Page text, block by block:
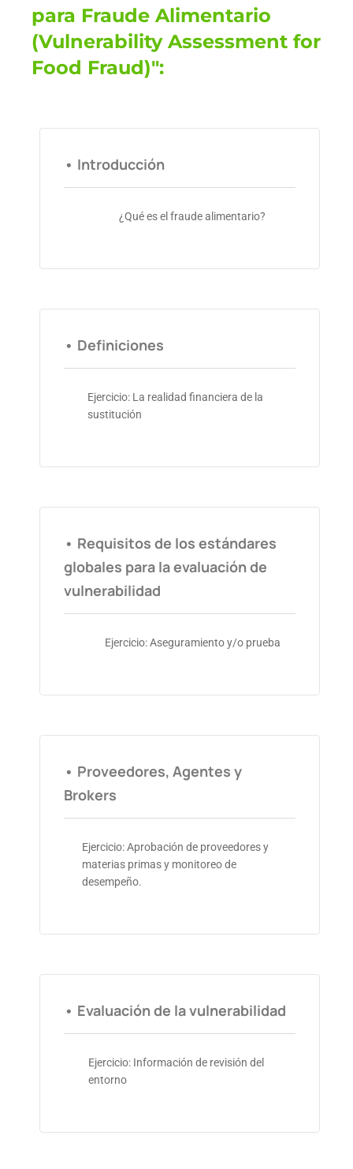
para Fraude Alimentario
(Vulnerability Assessment for
Food Fraud)":
• Introducción
¿Qué es el fraude alimentario?
• Definiciones
Ejercicio: La realidad financiera de la
sustitución
• Requisitos de los estándares
globales para la evaluación de
vulnerabilidad
Ejercicio: Aseguramiento y/o prueba
• Proveedores, Agentes y
Brokers
Ejercicio: Aprobación de proveedores y
materias primas y monitoreo de
desempeño.
• Evaluación de la vulnerabilidad
Ejercicio: Información de revisión del
entorno